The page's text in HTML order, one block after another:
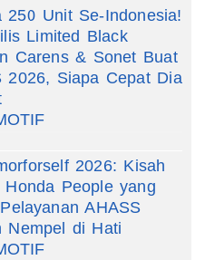
250 Unit Se-Indonesia!
Limited Black
Carens & Sonet Buat
2026, Siapa Cepat Dia
2026: Kisah
Honda People yang
AHASS
Nempel di Hati